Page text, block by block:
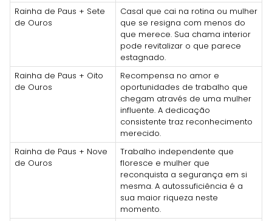
Rainha de Paus + Sete
de Ouros
Casal que cai na rotina ou mulher
que se resigna com menos do
que merece. Sua chama interior
pode revitalizar o que parece
estagnado.
Rainha de Paus + Oito
de Ouros
Recompensa no amor e
oportunidades de trabalho que
chegam através de uma mulher
influente. A dedicação
consistente traz reconhecimento
merecido.
Rainha de Paus + Nove
de Ouros
Trabalho independente que
floresce e mulher que
reconquista a segurança em si
mesma. A autossuficiência é a
sua maior riqueza neste
momento.